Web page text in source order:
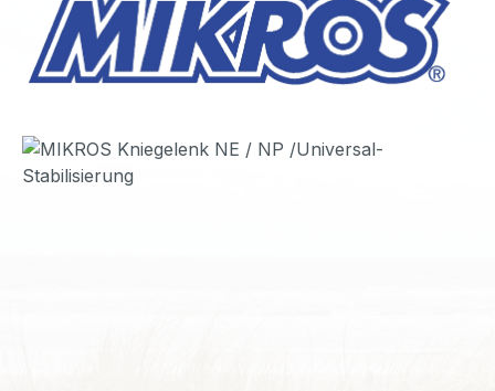
Bildergalerie überspringen